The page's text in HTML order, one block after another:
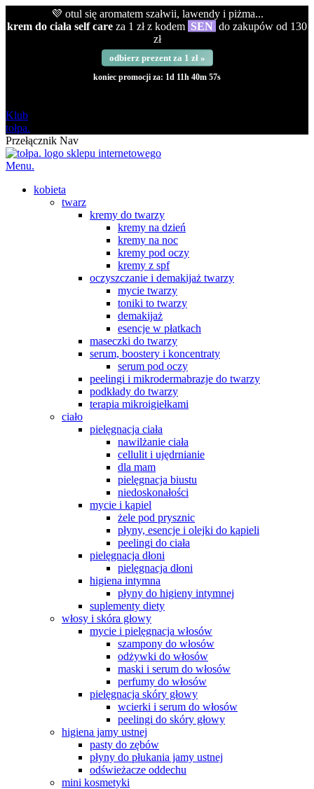
💜 otul się aromatem szałwii, lawendy i piżma...
krem do ciała self care za 1 zł z kodem SEN do zakupów od 130
zł
odbierz prezent za 1 zł »
koniec promocji za: 1d 11h 40m 56s
Klub
tołpa.
Przełącznik Nav
Menu.
kobieta
twarz
kremy do twarzy
kremy na dzień
kremy na noc
kremy pod oczy
kremy z spf
oczyszczanie i demakijaż twarzy
mycie twarzy
toniki to twarzy
demakijaż
esencje w płatkach
maseczki do twarzy
serum, boostery i koncentraty
serum pod oczy
peelingi i mikrodermabrazje do twarzy
podkłady do twarzy
terapia mikroigiełkami
ciało
pielęgnacja ciała
nawilżanie ciała
cellulit i ujędrnianie
dla mam
pielęgnacja biustu
niedoskonałości
mycie i kąpiel
żele pod prysznic
płyny, esencje i olejki do kąpieli
peelingi do ciała
pielęgnacja dłoni
pielęgnacja dłoni
higiena intymna
płyny do higieny intymnej
suplementy diety
włosy i skóra głowy
mycie i pielęgnacja włosów
szampony do włosów
odżywki do włosów
maski i serum do włosów
perfumy do włosów
pielęgnacja skóry głowy
wcierki i serum do włosów
peelingi do skóry głowy
higiena jamy ustnej
pasty do zębów
płyny do płukania jamy ustnej
odświeżacze oddechu
mini kosmetyki